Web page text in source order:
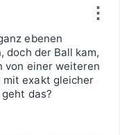
⋮
ebenen
doch der Ball kam,
von einer weiteren
mit exakt gleicher
das?